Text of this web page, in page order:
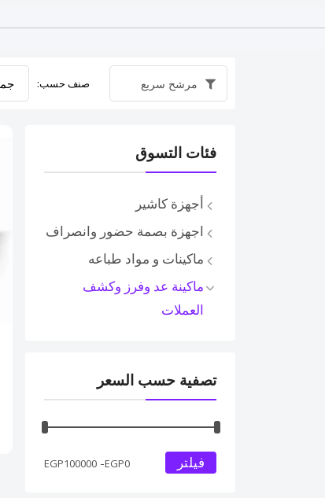
مرشح سريع صنف حسب:
فئات التسوق
أجهزة كاشير
طابعات حرارية
طابعات باركود
طابعات بلوتوث
أدراج كاشير
بكر باركود - بكر كاشير
اجهزة بصمة حضور وانصراف
ماكينات و مواد طباعه
ماكينة عد وفرز وكشف
العملات
تصفية حسب السعر
فيلتر EGP0
-
EGP100000